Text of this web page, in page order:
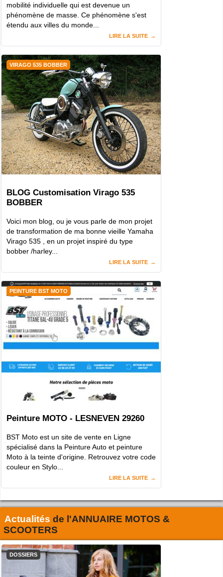
mobilité individuelle qui est devenue un
phénomène de masse. Ce phénomène s'est
étendu aux villes du monde...
LIRE LA SUITE
VIRAGO 535 BOBBER
BLOG Customisation Virago 535
BOBBER
Voici mon blog, ou je vous parle de mon projet
de transformation de ma bonne vieille Yamaha
Virago 535 , en un projet inspiré du type
bobber /harley...
LIRE LA SUITE
PEINTURE BST MOTO
Peinture MOTO - LESNEVEN 29260
BST Moto est un site de vente en Ligne
spécialisé dans la Peinture Auto et peinture
Moto à la teinte d'origine. Retrouvez votre code
couleur en Stylo...
LIRE LA SUITE
Actualités de l'ANNUAIRE MOTOS &
SCOOTERS
DOSSIERS